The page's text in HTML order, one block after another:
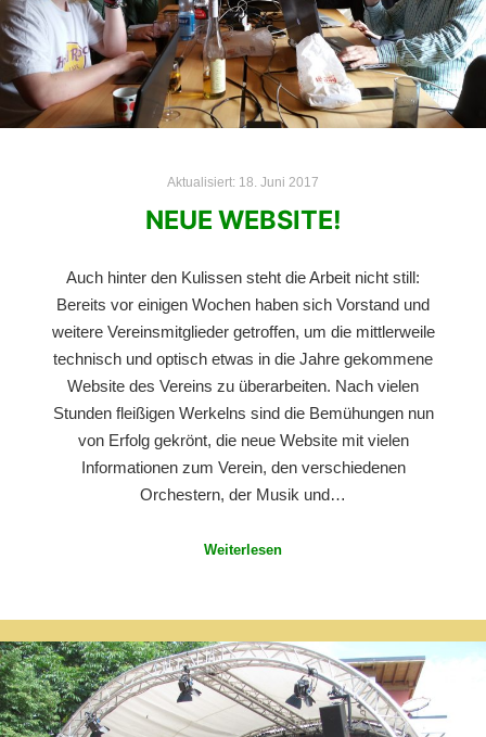
Aktualisiert: 18. Juni 2017
NEUE WEBSITE!
Auch hinter den Kulissen steht die Arbeit nicht still:
Bereits vor einigen Wochen haben sich Vorstand und
weitere Vereinsmitglieder getroffen, um die mittlerweile
technisch und optisch etwas in die Jahre gekommene
Website des Vereins zu überarbeiten. Nach vielen
Stunden fleißigen Werkelns sind die Bemühungen nun
von Erfolg gekrönt, die neue Website mit vielen
Informationen zum Verein, den verschiedenen
Orchestern, der Musik und…
Weiterlesen